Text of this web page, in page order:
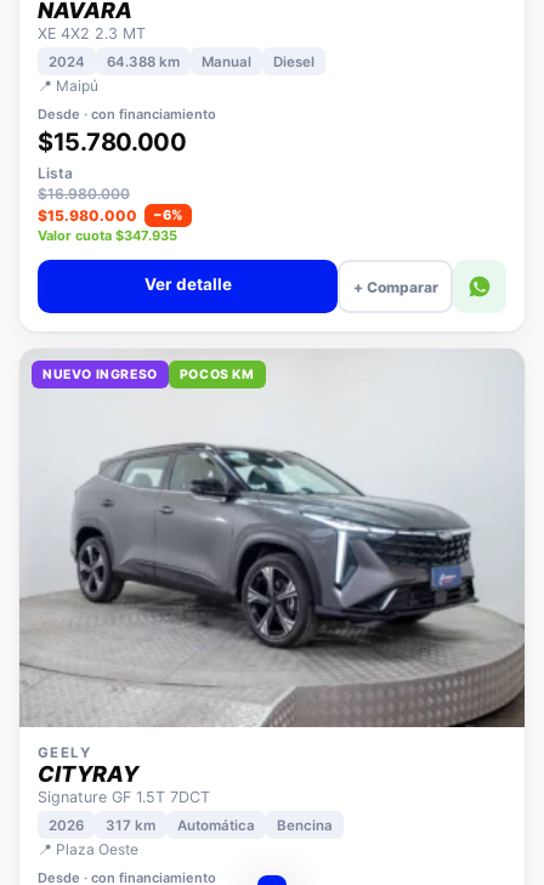
NISSAN
NAVARA
XE 4X2 2.3 MT
2024
📍 Maipú
Desde · con financiamiento
$15.780.000
Lista
$16.980.000
$15.980.000
−6%
Valor cuota $347.935
+ Comparar
GEELY
CITYRAY
Signature GF 1.5T 7DCT
2026 317 km
📍 Plaza Oeste